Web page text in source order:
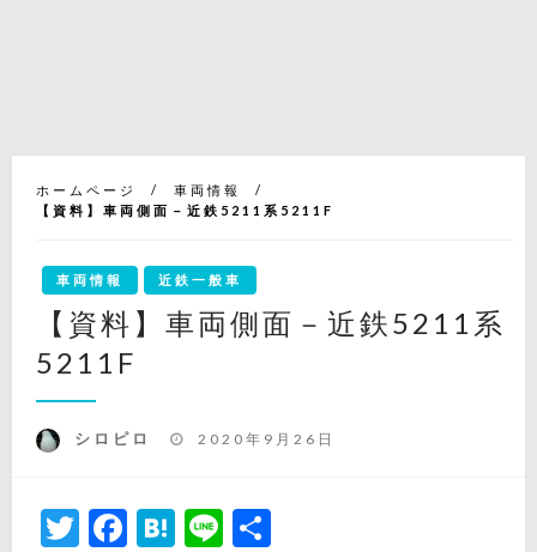
ホームページ
車両情報
【資料】車両側面－近鉄5211系5211F
車両情報 近鉄一般車
【資料】車両側面－近鉄5211系
5211F
シロピロ
投
2020年9月26日
Twitter
Facebook
Hatena
Line